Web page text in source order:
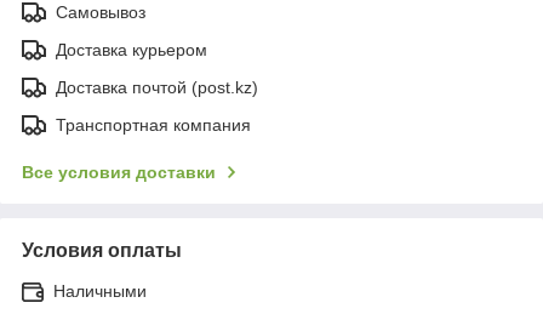
Самовывоз
Доставка курьером
Доставка почтой (post.kz)
Транспортная компания
Все условия доставки
Условия оплаты
Наличными